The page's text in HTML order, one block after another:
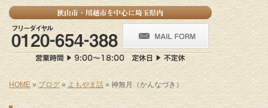
HOME »ブログ » よもやま話 » 神無月（かんなづき）